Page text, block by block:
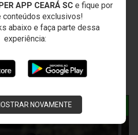
APP CEARÁ SCe fique por
conteúdos exclusivos!
abaixo e faça parte dessa
experiência:
NOVAMENTE